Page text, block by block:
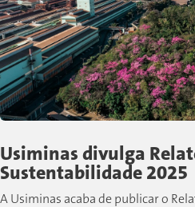
Usiminas divulga
Sustentabilidade 2025
A Usiminas acaba de publicar o